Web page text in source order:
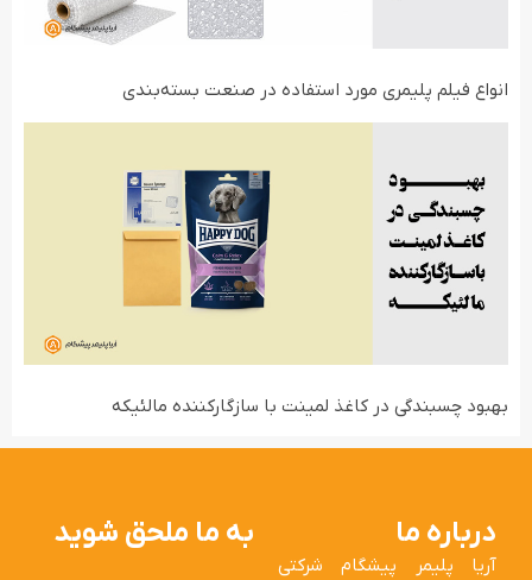
انواع فیلم‌ پلیمری مورد استفاده در صنعت بسته‌بندی
بهبود چسبندگی در کاغذ لمینت با سازگارکننده مالئیکه
درباره ما
آریا پلیمر پیشگام شرکتی
به ما ملحق شوید